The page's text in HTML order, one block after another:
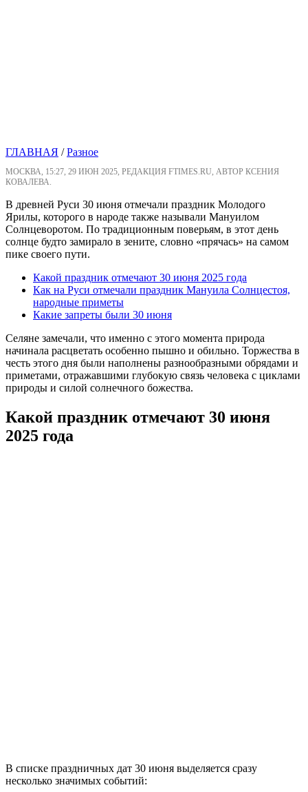
ГЛАВНАЯ /Разное
МОСКВА, 15:27, 29 ИЮН 2025, РЕДАКЦИЯ FTIMES.RU, АВТОР КСЕНИЯ
КОВАЛЕВА.
В древней Руси 30 июня отмечали праздник Молодого
Ярилы, которого в народе также называли Мануилом
Солнцеворотом. По традиционным поверьям, в этот день
солнце будто замирало в зените, словно «прячась» на самом
пике своего пути.
Какой праздник отмечают 30 июня 2025 года
Как на Руси отмечали праздник Мануила Солнцестоя,
народные приметы
Какие запреты были 30 июня
Селяне замечали, что именно с этого момента природа
начинала расцветать особенно пышно и обильно. Торжества в
честь этого дня были наполнены разнообразными обрядами и
приметами, отражавшими глубокую связь человека с циклами
природы и силой солнечного божества.
Какой праздник отмечают 30 июня
2025 года
В списке праздничных дат 30 июня выделяется сразу
несколько значимых событий: